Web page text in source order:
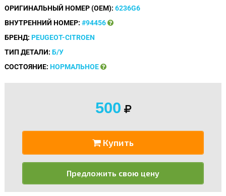
ОРИГИНАЛЬНЫЙ НОМЕР (OEM): 6236G6
ВНУТРЕННИЙ НОМЕР: #94456
БРЕНД: PEUGEOT-CITROEN
ТИП ДЕТАЛИ: Б/У
СОСТОЯНИЕ: НОРМАЛЬНОЕ
500
Купить
Предложить свою цену